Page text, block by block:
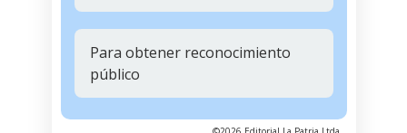
Para obtener reconocimiento
público